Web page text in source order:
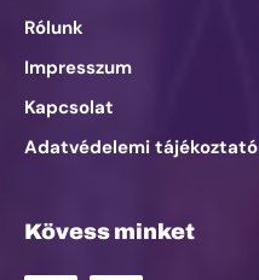
Rólunk
Impresszum
Kapcsolat
Adatvédelemi tájékoztató
Kövess minket